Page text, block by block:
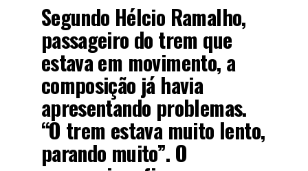
Segundo Hélcio Ramalho,
passageiro do trem que
estava em movimento, a
composição já havia
apresentando problemas.
“O trem estava muito lento,
parando muito”. O